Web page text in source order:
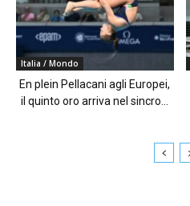
Italia / Mondo
En plein Pellacani agli Europei,
il quinto oro arriva nel sincro...